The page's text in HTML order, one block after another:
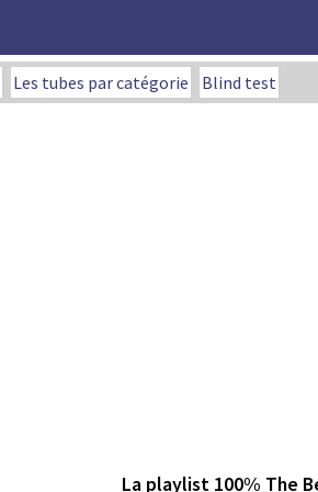
Les tubes par catégorie Blind test
La playlist 100% The